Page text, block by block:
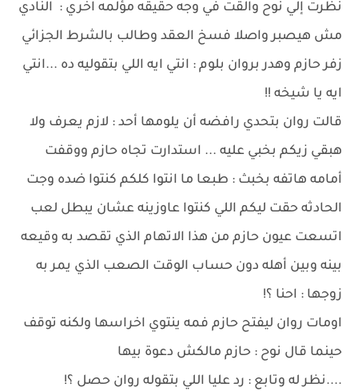
نظرت إلي نوح والقت في وجه حقيقه مؤلمه اخري : النادي
مش هيصبر واصلا فسخ العقد وطالب بالشرط الجزائي
زفر حازم وهدر بروان بلوم : انتي ايه اللي بتقوليه ده ...انتي
ايه يا شيخه !!
قالت روان بتحدي رافضه أن يلومها أحد : لازم يعرف ولا
هبقي زيكم بخبي عليه ... استدارت تجاه حازم ووقفت
أمامه هاتفه بخبث : طبعا ما انتوا كلكم كنتوا ضده وجت
الحادثه حقت ليكم اللي كنتوا عاوزينه عشان يبطل لعب
اتسعت عيون حازم من هذا الاتهام الذي تقصد به وقيعه
بينه وبين أهله دون حساب الوقت الصعب الذي يمر به
زوجها : احنا ؟!
اومات روان ليفتح حازم فمه ينتوي اخراسها ولكنه توقف
حينما قال نوح : حازم مالكش دعوة بيها
....نظر له وتابع : رد عليا اللي بتقوله روان حصل ؟!